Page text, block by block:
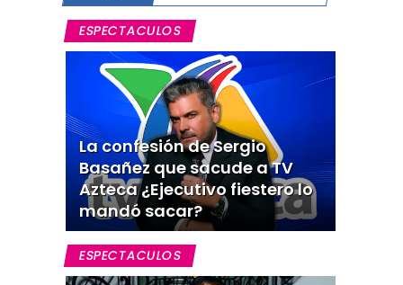
ESPECTACULOS
La confesión de Sergio
Basañez que sacude a TV
Azteca ¿Ejecutivo fiestero lo
mandó sacar?
ESPECTACULOS